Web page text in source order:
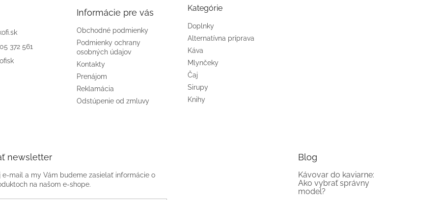
372 561
Informácie pre vás
Obchodné podmienky
Podmienky ochrany
osobných údajov
Kontakty
Prenájom
Reklamácia
Odstúpenie od zmluvy
Kategórie
Doplnky
Alternatívna príprava
Káva
Mlynčeky
Čaj
Sirupy
Knihy
newsletter
e-mail a my Vám budeme zasielať informácie o
na našom e-shope.
Blog
Kávovar do kaviarne:
Ako vybrať správny
model?